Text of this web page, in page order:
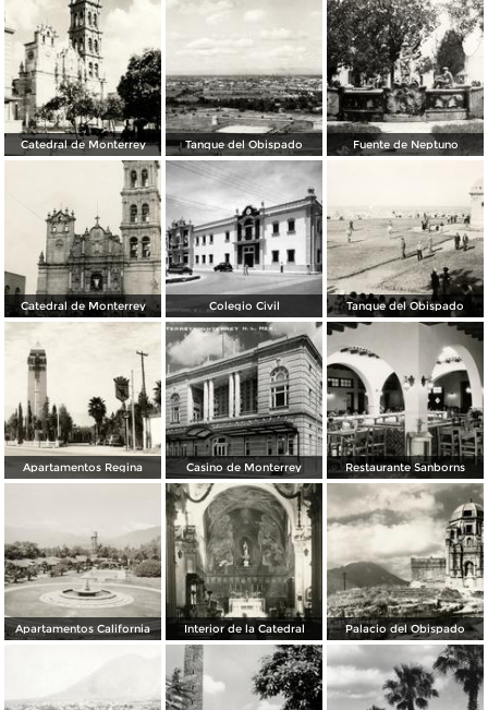
Catedral de Monterrey Tanque del Obispado Fuente de Neptuno
Catedral de Monterrey Colegio Civil Tanque del Obispado
Apartamentos Regina Casino de Monterrey Restaurante Sanborns
Apartamentos California Interior de la Catedral Palacio del Obispado